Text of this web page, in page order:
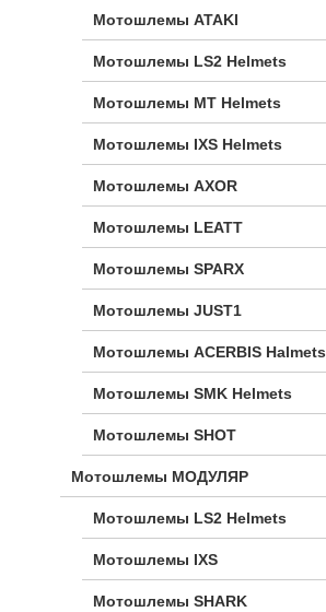
Мотошлемы ATAKI
Мотошлемы LS2 Helmets
Мотошлемы MT Helmets
Мотошлемы IXS Helmets
Мотошлемы AXOR
Мотошлемы LEATT
Мотошлемы SPARX
Мотошлемы JUST1
Мотошлемы ACERBIS Halmets
Мотошлемы SMK Helmets
Мотошлемы SHOT
Мотошлемы МОДУЛЯР
Мотошлемы LS2 Helmets
Мотошлемы IXS
Мотошлемы SHARK